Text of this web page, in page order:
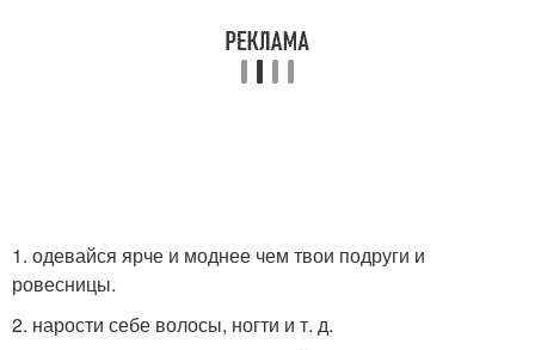
1. одевайся ярче и моднее чем твои подруги и
ровесницы.
2. нарости себе волосы, ногти и т. д.